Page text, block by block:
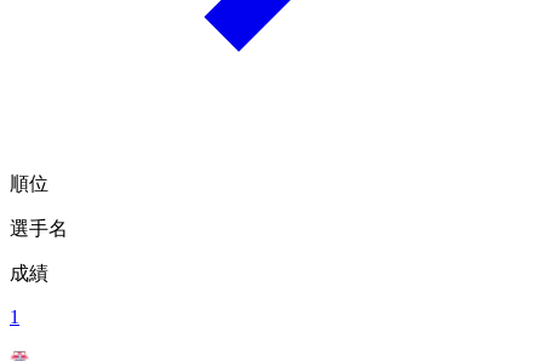
順位
選手名
成績
1